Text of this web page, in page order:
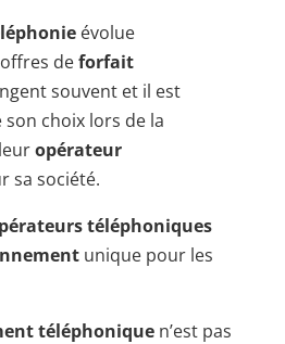
évolue
deforfait
souvent et il est
choix lors de la
opérateur
sa société.
téléphoniques
unique pour les
téléphonique n’est pas